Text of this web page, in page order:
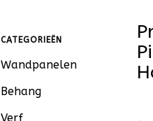
CATEGORIEËN
Wandpanelen
Behang
Verf